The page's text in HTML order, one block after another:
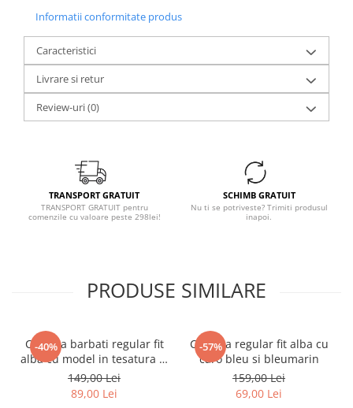
Informatii conformitate produs
Caracteristici
Livrare si retur
Review-uri(0)
TRANSPORT GRATUIT
TRANSPORT GRATUIT pentru
comenzile cu valoare peste 298lei!
SCHIMB GRATUIT
Nu ti se potriveste? Trimiti produsul
inapoi.
PRODUSE SIMILARE
-40%
Camasa barbati regular fit
alba cu model in tesatura si
nasturi ascunsi
149,00 Lei
89,00 Lei
-57%
Camasa regular fit alba cu
caro bleu si bleumarin
159,00 Lei
69,00 Lei